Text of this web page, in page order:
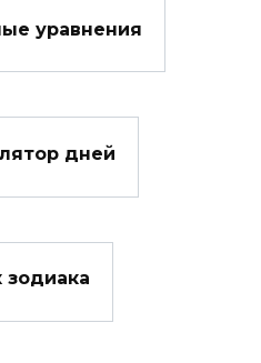
уравнения
дней
зодиака